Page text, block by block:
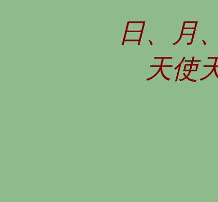
日、月
天使